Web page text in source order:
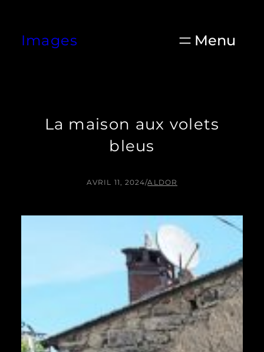
contenu
Images
La maison aux volets
bleus
AVRIL 11, 2024/ALDOR